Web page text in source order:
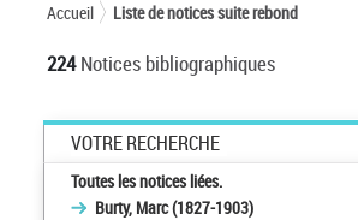
Accueil Liste de notices suite rebond
224Notices bibliographiques
VOTRE RECHERCHE
Toutes les notices liées.
Burty, Marc (1827-1903)